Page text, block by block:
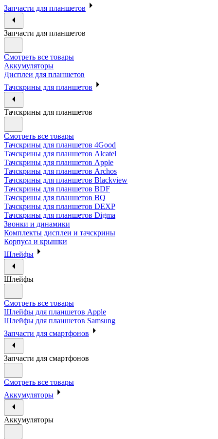
Запчасти для планшетов
Запчасти для планшетов
Смотреть все товары
Аккумуляторы
Дисплеи для планшетов
Тачскрины для планшетов
Тачскрины для планшетов
Смотреть все товары
Тачскрины для планшетов 4Good
Тачскрины для планшетов Alcatel
Тачскрины для планшетов Apple
Тачскрины для планшетов Archos
Тачскрины для планшетов Blackview
Тачскрины для планшетов BDF
Тачскрины для планшетов BQ
Тачскрины для планшетов DEXP
Тачскрины для планшетов Digma
Звонки и динамики
Комплекты дисплеи и тачскрины
Корпуса и крышки
Шлейфы
Шлейфы
Смотреть все товары
Шлейфы для планшетов Apple
Шлейфы для планшетов Samsung
Запчасти для смартфонов
Запчасти для смартфонов
Смотреть все товары
Аккумуляторы
Аккумуляторы